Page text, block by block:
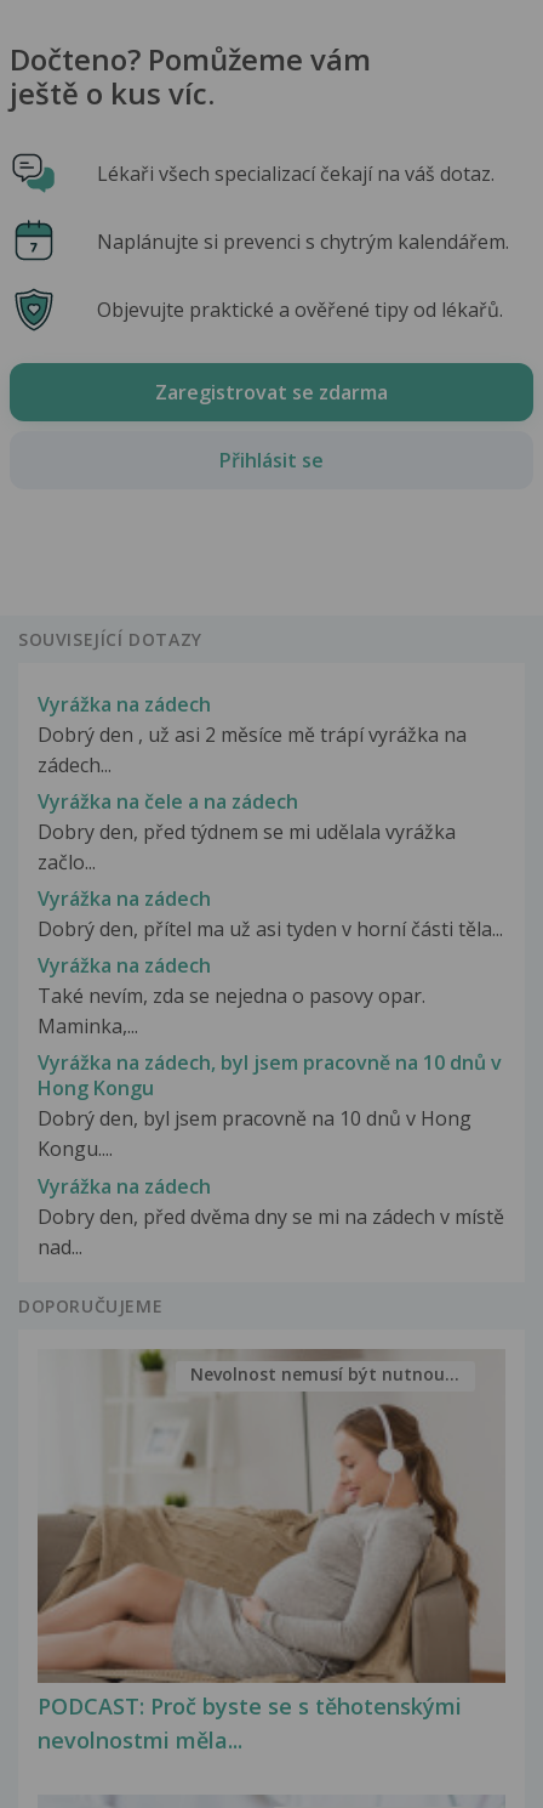
Dočteno? Pomůžeme vám
ještě o kus víc.
Lékaři všech specializací čekají na váš dotaz.
Naplánujte si prevenci s chytrým kalendářem.
Objevujte praktické a ověřené tipy od lékařů.
Zaregistrovat se zdarma
Přihlásit se
SOUVISEJÍCÍ DOTAZY
Vyrážka na zádech
Dobrý den , už asi 2 měsíce mě trápí vyrážka na
zádech...
Vyrážka na čele a na zádech
Dobry den, před týdnem se mi udělala vyrážka
začlo...
Vyrážka na zádech
Dobrý den, přítel ma už asi tyden v horní části těla...
Vyrážka na zádech
Také nevím, zda se nejedna o pasovy opar.
Maminka,...
Vyrážka na zádech, byl jsem pracovně na 10 dnů v
Hong Kongu
Dobrý den, byl jsem pracovně na 10 dnů v Hong
Kongu....
Vyrážka na zádech
Dobry den, před dvěma dny se mi na zádech v místě
nad...
DOPORUČUJEME
PODCAST: Proč byste se s těhotenskými
nevolnostmi měla...
Nevolnost nemusí být nutnou...